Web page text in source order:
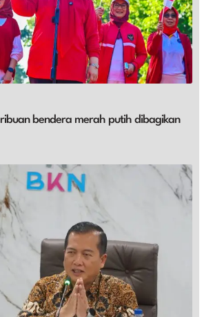
ribuan bendera merah putih dibagikan